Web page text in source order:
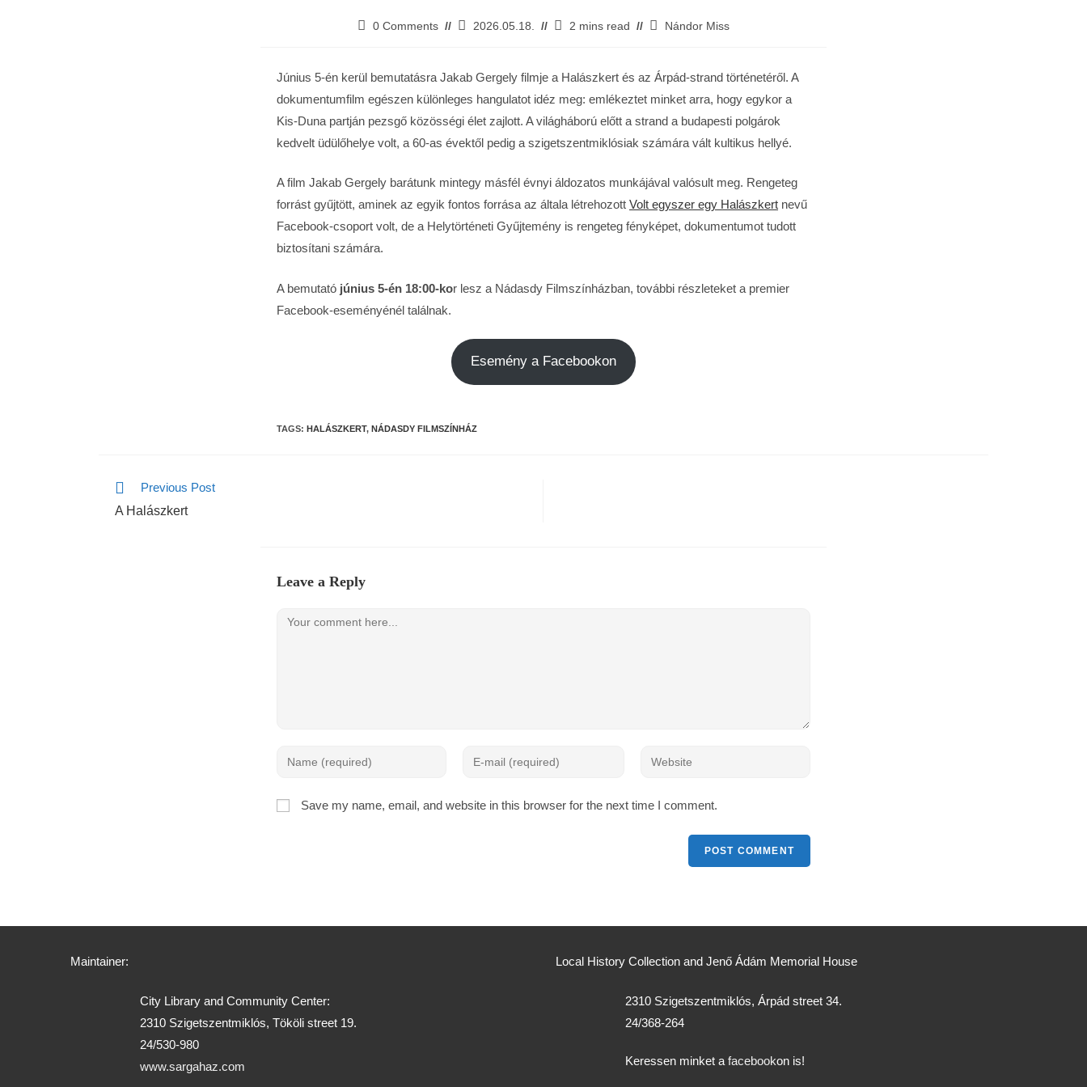
0 Comments 2026.05.18. 2 mins read Nándor Miss
Június 5-én kerül bemutatásra Jakab Gergely filmje a Halászkert és az Árpád-strand történetéről. A
dokumentumfilm egészen különleges hangulatot idéz meg: emlékeztet minket arra, hogy egykor a
Kis-Duna partján pezsgő közösségi élet zajlott. A világháború előtt a strand a budapesti polgárok
kedvelt üdülőhelye volt, a 60-as évektől pedig a szigetszentmiklósiak számára vált kultikus hellyé.
A film Jakab Gergely barátunk mintegy másfél évnyi áldozatos munkájával valósult meg. Rengeteg
forrást gyűjtött, aminek az egyik fontos forrása az általa létrehozott Volt egyszer egy Halászkert nevű
Facebook-csoport volt, de a Helytörténeti Gyűjtemény is rengeteg fényképet, dokumentumot tudott
biztosítani számára.
A bemutató június 5-én 18:00-kor lesz a Nádasdy Filmszínházban, további részleteket a premier
Facebook-eseményénél találnak.
Esemény a Facebookon
TAGS: HALÁSZKERT, NÁDASDY FILMSZÍNHÁZ
Previous Post
A Halászkert
Leave a Reply
Save my name, email, and website in this browser for the next time I comment.
Maintainer:
City Library and Community Center:
2310 Szigetszentmiklós, Tököli street 19.
24/530-980
www.sargahaz.com
Local History Collection and Jenő Ádám Memorial House
2310 Szigetszentmiklós, Árpád street 34.
24/368-264
Keressen minket a facebookon is!